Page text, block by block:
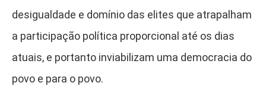
desigualdade e domínio das elites que atrapalham
a participação política proporcional até os dias
atuais, e portanto inviabilizam uma democracia do
povo e para o povo.